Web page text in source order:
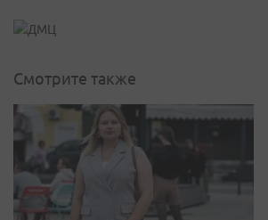
Смотрите также